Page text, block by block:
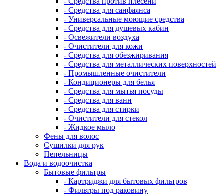
- Средства для санфаянса
- Универсальные моющие средства
- Средства для душевых кабин
- Освежители воздуха
- Очистители для кожи
- Средства для обезжиривания
- Средства для металлических поверхностей
- Промышленные очистители
- Кондиционеры для белья
- Средства для мытья посуды
- Средства для ванн
- Средства для стирки
- Очистители для стекол
- Жидкое мыло
Фены для волос
Сушилки для рук
Пепельницы
Вода и водоочистка
Бытовые фильтры
- Картриджи для бытовых фильтров
- Фильтры под раковину